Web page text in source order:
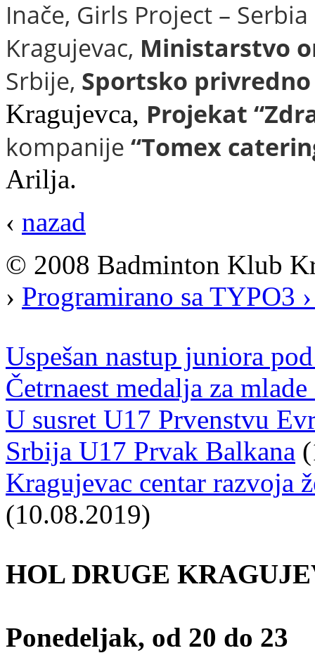
Inače, Girls Project –
Kragujevac, Ministarstvo
Srbije, Sportsko
Kragujevca, Projekat
kompanije “Tomex
Arilja.
‹ nazad
© 2008 Badminton Klub
› Programirano sa TYPO3
Uspešan nastup juniora
Četrnaest medalja za
U susret U17 Prvenstvu
Srbija U17 Prvak Balkana
Kragujevac centar razvoja
(10.08.2019)
HOL DRUGE
Ponedeljak, od 20 do 23